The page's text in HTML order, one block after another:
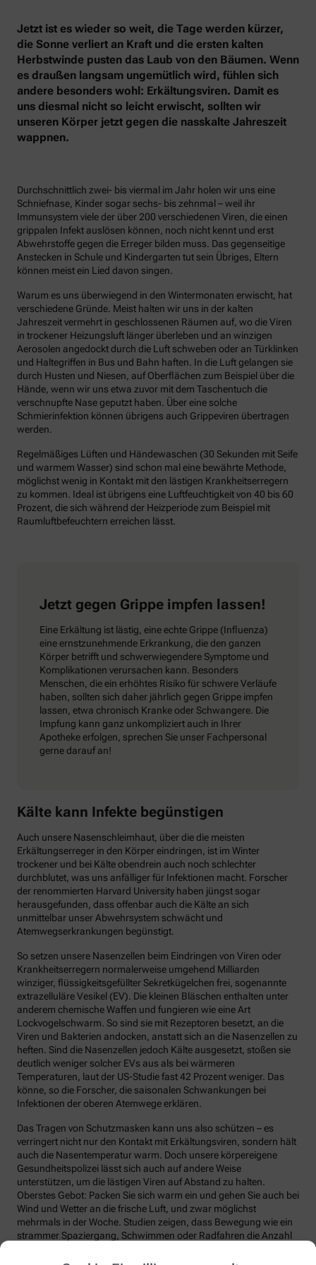
Jetzt ist es wieder so weit, die Tage werden kürzer,
die Sonne verliert an Kraft und die ersten kalten
Herbstwinde pusten das Laub von den Bäumen. Wenn
es draußen langsam ungemütlich wird, fühlen sich
andere besonders wohl: Erkältungsviren. Damit es
uns diesmal nicht so leicht erwischt, sollten wir
unseren Körper jetzt gegen die nasskalte Jahreszeit
wappnen.
Durchschnittlich zwei- bis viermal im Jahr holen wir uns eine
Schniefnase, Kinder sogar sechs- bis zehnmal – weil ihr
Immunsystem viele der über 200 verschiedenen Viren, die einen
grippalen Infekt auslösen können, noch nicht kennt und erst
Abwehrstoffe gegen die Erreger bilden muss. Das gegenseitige
Anstecken in Schule und Kindergarten tut sein Übriges, Eltern
können meist ein Lied davon singen.
Warum es uns überwiegend in den Wintermonaten erwischt, hat
verschiedene Gründe. Meist halten wir uns in der kalten
Jahreszeit vermehrt in geschlossenen Räumen auf, wo die Viren
in trockener Heizungsluft länger überleben und an winzigen
Aerosolen angedockt durch die Luft schweben oder an Türklinken
und Haltegriffen in Bus und Bahn haften. In die Luft gelangen sie
durch Husten und Niesen, auf Oberflächen zum Beispiel über die
Hände, wenn wir uns etwa zuvor mit dem Taschentuch die
verschnupfte Nase geputzt haben. Über eine solche
Schmierinfektion können übrigens auch Grippeviren übertragen
werden.
Regelmäßiges Lüften und Händewaschen (30 Sekunden mit Seife
und warmem Wasser) sind schon mal eine bewährte Methode,
möglichst wenig in Kontakt mit den lästigen Krankheitserregern
zu kommen. Ideal ist übrigens eine Luftfeuchtigkeit von 40 bis 60
Prozent, die sich während der Heizperiode zum Beispiel mit
Raumluftbefeuchtern erreichen lässt.
Jetzt gegen Grippe impfen lassen!
Eine Erkältung ist lästig, eine echte Grippe (Influenza)
eine ernstzunehmende Erkrankung, die den ganzen
Körper betrifft und schwerwiegendere Symptome und
Komplikationen verursachen kann. Besonders
Menschen, die ein erhöhtes Risiko für schwere Verläufe
haben, sollten sich daher jährlich gegen Grippe impfen
lassen, etwa chronisch Kranke oder Schwangere. Die
Impfung kann ganz unkompliziert auch in Ihrer
Apotheke erfolgen, sprechen Sie unser Fachpersonal
gerne darauf an!
Kälte kann Infekte begünstigen
Auch unsere Nasenschleimhaut, über die die meisten
Erkältungserreger in den Körper eindringen, ist im Winter
trockener und bei Kälte obendrein auch noch schlechter
durchblutet, was uns anfälliger für Infektionen macht. Forscher
der renommierten Harvard University haben jüngst sogar
herausgefunden, dass offenbar auch die Kälte an sich
unmittelbar unser Abwehrsystem schwächt und
Atemwegserkrankungen begünstigt.
So setzen unsere Nasenzellen beim Eindringen von Viren oder
Krankheitserregern normalerweise umgehend Milliarden
winziger, flüssigkeitsgefüllter Sekretkügelchen frei, sogenannte
extrazelluläre Vesikel (EV). Die kleinen Bläschen enthalten unter
anderem chemische Waffen und fungieren wie eine Art
Lockvogelschwarm. So sind sie mit Rezeptoren besetzt, an die
Viren und Bakterien andocken, anstatt sich an die Nasenzellen zu
heften. Sind die Nasenzellen jedoch Kälte ausgesetzt, stoßen sie
deutlich weniger solcher EVs aus als bei wärmeren
Temperaturen, laut der US-Studie fast 42 Prozent weniger. Das
könne, so die Forscher, die saisonalen Schwankungen bei
Infektionen der oberen Atemwege erklären.
Das Tragen von Schutzmasken kann uns also schützen – es
verringert nicht nur den Kontakt mit Erkältungsviren, sondern hält
auch die Nasentemperatur warm. Doch unsere körpereigene
Gesundheitspolizei lässt sich auch auf andere Weise
unterstützen, um die lästigen Viren auf Abstand zu halten.
Oberstes Gebot: Packen Sie sich warm ein und gehen Sie auch bei
Wind und Wetter an die frische Luft, und zwar möglichst
mehrmals in der Woche. Studien zeigen, dass Bewegung wie ein
strammer Spaziergang, Schwimmen oder Radfahren die Anzahl
Regelmäßige Bewegung sorgt auch dafür, dass Fremdstoffe über